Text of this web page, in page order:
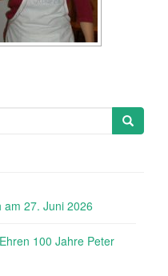
27. Juni 2026
100 Jahre Peter